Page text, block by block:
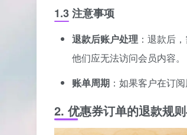
1.3 注意事项
退款后账户处理 ：退款后
他们应无法访问会员内容。
账单周期 ：如果客户在订
2. 优惠券订单的退款规